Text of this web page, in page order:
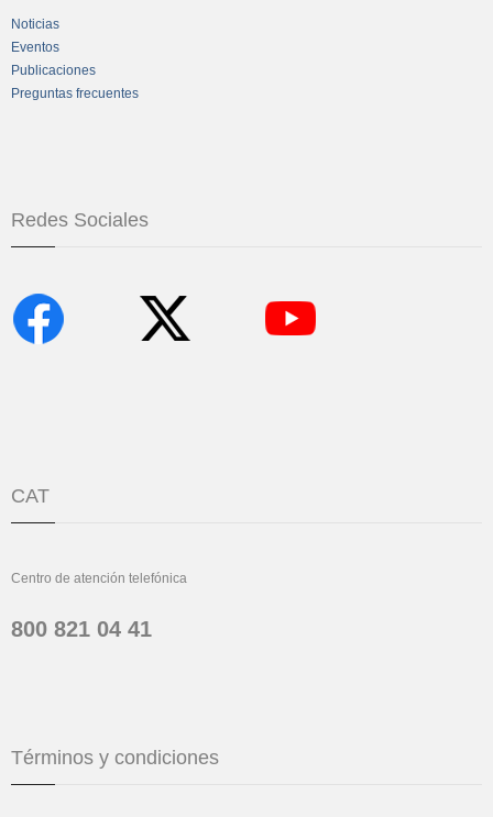
Noticias
Eventos
Publicaciones
Preguntas frecuentes
Redes Sociales
CAT
Centro de atención telefónica
800 821 04 41
Términos y condiciones